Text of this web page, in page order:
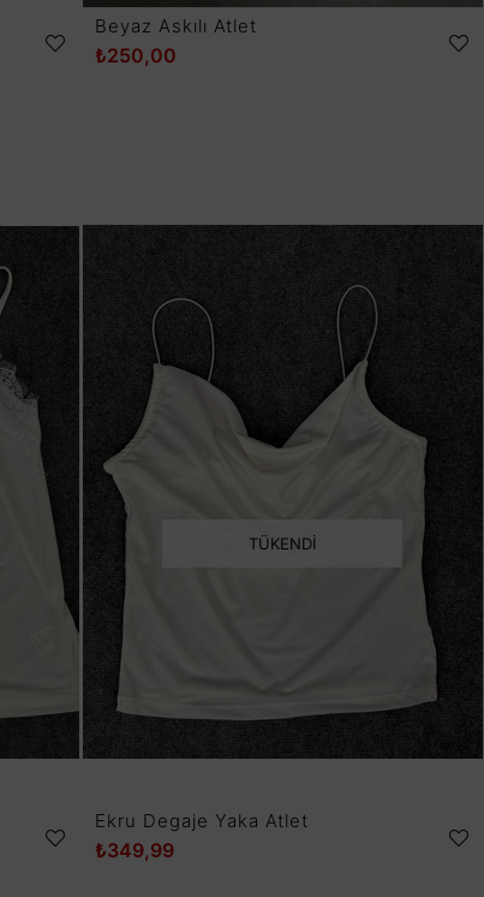
Beyaz Askılı Atlet
₺250,00
TÜKENDI
Ekru Degaje Yaka Atlet
₺349,99